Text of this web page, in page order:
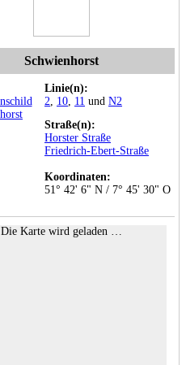
Schwienhorst
Linie(n):
2
10 11 und N2
Straße(n):
Horster Straße
Friedrich-Ebert-Straße
Koordinaten:
51° 42' 6" N / 7° 45' 30" O
Die Karte wird geladen …